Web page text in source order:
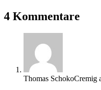
4 Kommentare
Thomas SchokoCremig